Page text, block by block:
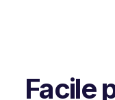
Facile